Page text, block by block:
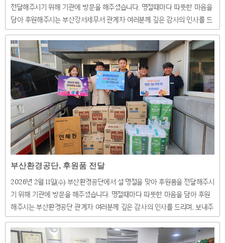
전달해주시기 위해 기관에 방문을 해주셨습니다. 명절때마다 따뜻한 마음을
담아 후원해주시는 부산강서세무서 관계자 여러분께 깊은 감사의 인사를 드
리며, 보내주신 후원금과 후원품은 소중히 잘 사용하겠습니다. 다가오는 설
명절 풍성하고 따뜻한 한가위 보내시기를 바랍니다. 감사합니다. ❤
부산환경공단, 후원품 전달
2026년 2월 11일(수) 부산환경공단에서 설 명절을 맞아 후원품을 전달해주시
기 위해 기관에 방문을 해주셨습니다. 명절때마다 따뜻한 마음을 담아 후원
해주시는 부산환경공단 관계자 여러분께 깊은 감사의 인사를 드리며, 보내주
신 후원품은 소중히 잘 사용하겠습니다. 다가오는 설 명절 풍성하고 따뜻한
한가위 보내시기를 바랍니다. 감사합니다. ❤